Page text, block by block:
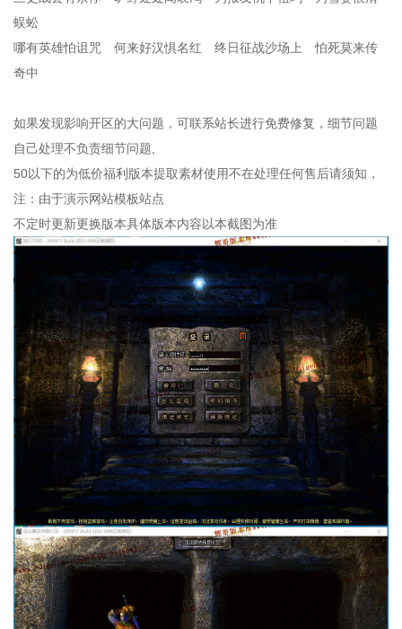
蜈蚣
哪有英雄怕诅咒 何来好汉惧名红 终日征战沙场上 怕死莫来传
奇中
如果发现影响开区的大问题，可联系站长进行免费修复，细节问题
自己处理不负责细节问题,
50以下的为低价福利版本提取素材使用不在处理任何售后请须知，
注：由于演示网站模板站点
不定时更新更换版本具体版本内容以本截图为准